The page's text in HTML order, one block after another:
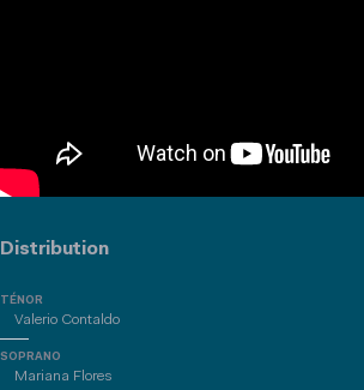
Distribution
TÉNOR
Valerio Contaldo
SOPRANO
Mariana Flores